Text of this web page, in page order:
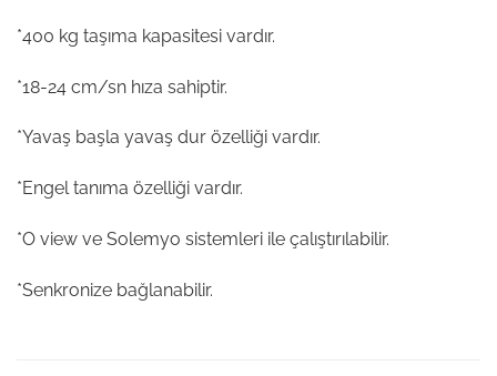
*400 kg taşıma kapasitesi vardır.
*18-24 cm/sn hıza sahiptir.
*Yavaş başla yavaş dur özelliği vardır.
*Engel tanıma özelliği vardır.
*O view ve Solemyo sistemleri ile çalıştırılabilir.
*Senkronize bağlanabilir.